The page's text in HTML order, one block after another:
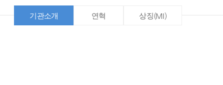
기관소개 연혁 상징(MI)